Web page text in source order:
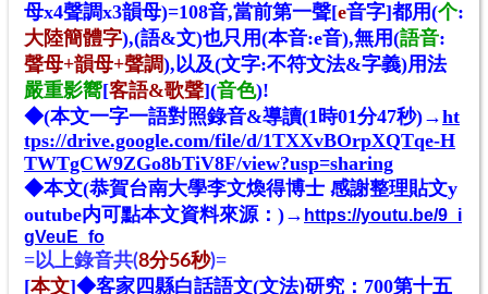
母x4聲調x3韻母)=108音,當前第一聲[e音字]都用(个:
大陸簡體字),(語&文)也只用(本音:e音),無用(語音:
聲母+韻母+聲調),以及(文字:不符文法&字義)用法
嚴重影嚮[客語&歌聲](音色)!
◆(本文一字一語對照錄音&導讀(1時01分47秒)→ht
tps://drive.google.com/file/d/1TXXvBOrpXQTqe-H
TWTgCW9ZGo8bTiV8F/view?usp=sharing
◆本文(恭賀台南大學李文煥得博士 感謝整理貼文y
outube内可點本文資料來源：)→ https://youtu.be/9_i
gVeuE_fo
=以上錄音共(8分56秒)=
[本文]◆客家四縣白話語文(文法)研究：700第十五